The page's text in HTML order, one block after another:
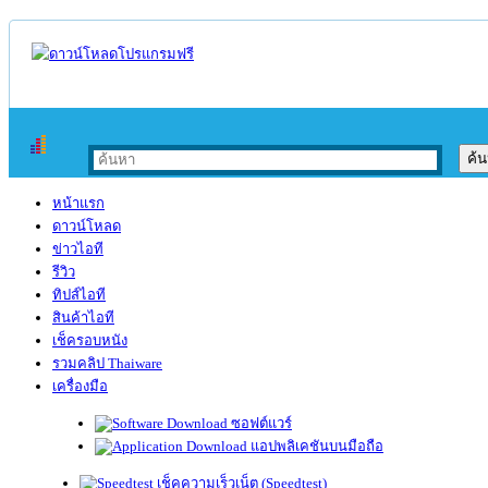
หน้าแรก
ดาวน์โหลด
ข่าวไอที
รีวิว
ทิปส์ไอที
สินค้าไอที
เช็ครอบหนัง
รวมคลิป Thaiware
เครื่องมือ
ซอฟต์แวร์
แอปพลิเคชันบนมือถือ
เช็คความเร็วเน็ต (Speedtest)